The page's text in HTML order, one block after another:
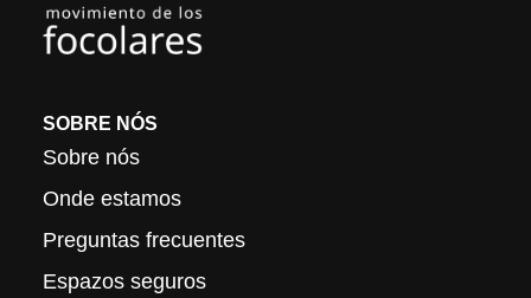
SOBRE NÓS
Sobre nós
Onde estamos
Preguntas frecuentes
Espazos seguros